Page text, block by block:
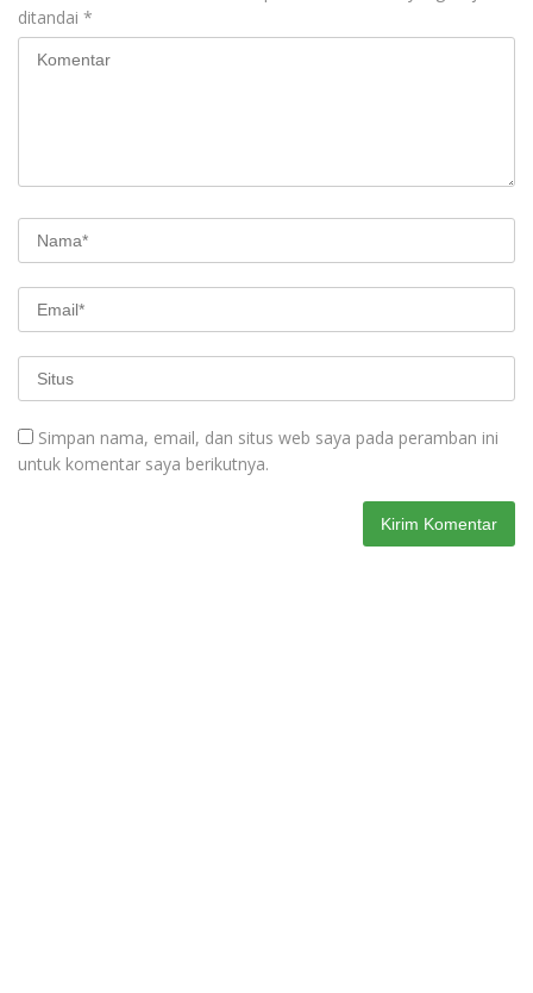
ditandai *
Simpan nama, email, dan situs web saya pada peramban ini
untuk komentar saya berikutnya.